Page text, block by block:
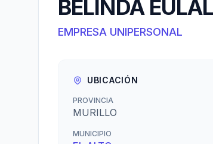
BELINDA
EMPRESA UNIPERSONAL
UBICACIÓN
PROVINCIA
MURILLO
MUNICIPIO